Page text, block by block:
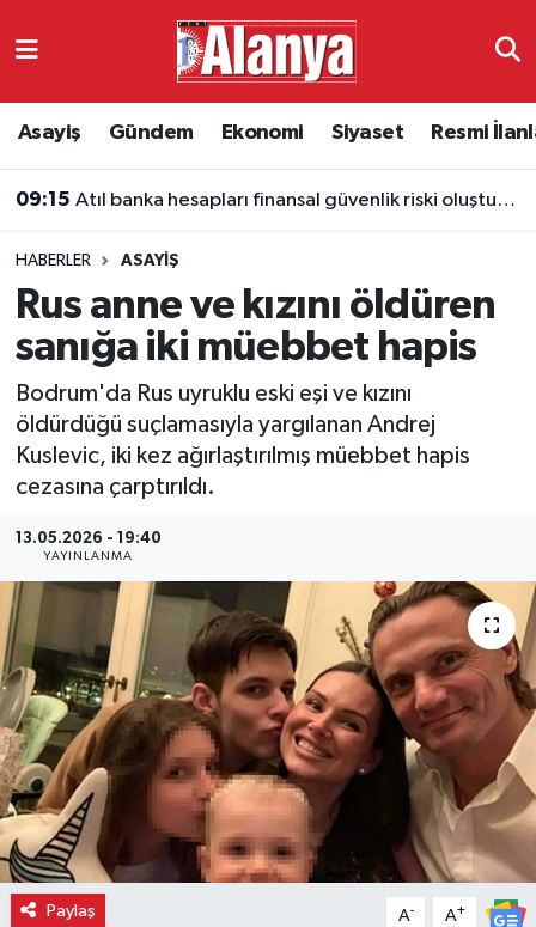
Asayiş Gündem Ekonomi Siyaset Resmi
09:15 Atıl banka hesapları finansal güvenlik riski oluşturuyor
HABERLER ASAYIŞ
Rus anne ve kızını öldüren
sanığa iki müebbet hapis
Bodrum'da Rus uyruklu eski eşi ve kızını
öldürdüğü suçlamasıyla yargılanan Andrej
Kuslevic, iki kez ağırlaştırılmış müebbet hapis
cezasına çarptırıldı.
13.05.2026 - 19:40
YAYINLANMA
Paylaş A- A+
Ekonomi
Resmi İlanlar
Alanyaspor
Turizm
Antalya Namaz Vakitleri
Antalya Trafik Yoğunluk Haritası
Süper Lig Puan Durumu ve Fikstür
Tüm Manşetler
Son Dakika Haberleri